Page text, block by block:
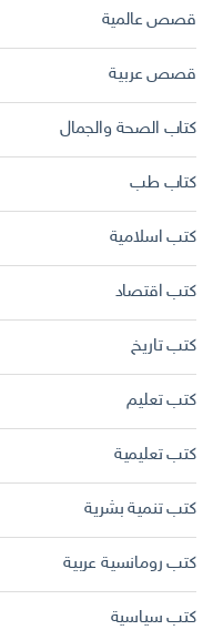
قصص عالمية
قصص عربية
كتاب الصحة والجمال
كتاب طب
كتب اسلامية
كتب اقتصاد
كتب تاريخ
كتب تعليم
كتب تعليمية
كتب تنمية بشرية
كتب رومانسية عربية
كتب سياسية